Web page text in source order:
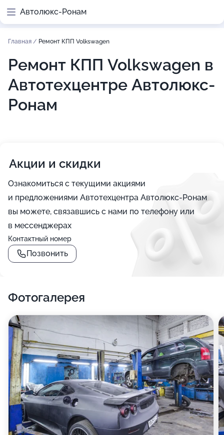
Автолюкс-Ронам
Главная / Ремонт КПП Volkswagen
Ремонт КПП Volkswagen в
Автотехцентре Автолюкс-
Ронам
Акции и скидки
Ознакомиться с текущими акциями
и предложениями Автотехцентра Автолюкс-Ронам
вы можете, связавшись с нами по телефону или
в мессенджерах
Контактный номер
Позвонить
Фотогалерея